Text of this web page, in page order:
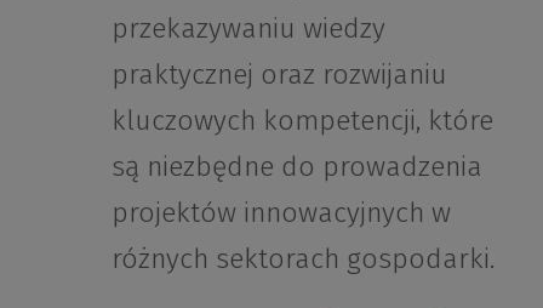
przekazywaniu wiedzy
praktycznej oraz rozwijaniu
kluczowych kompetencji, które
są niezbędne do prowadzenia
projektów innowacyjnych w
różnych sektorach gospodarki.